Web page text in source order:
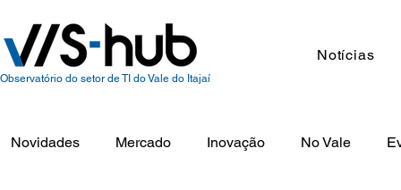
Observatório do setor de TI do Vale do Itajaí
Notícias
Novidades Mercado Inovação No Vale